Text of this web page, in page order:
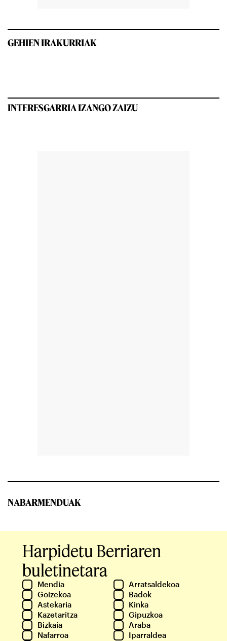
GEHIEN IRAKURRIAK
INTERESGARRIA IZANGO ZAIZU
NABARMENDUAK
Harpidetu Berriaren
buletinetara
Mendia
Arratsaldekoa
Goizekoa
Badok
Astekaria
Kinka
Kazetaritza
Gipuzkoa
Bizkaia
Araba
Nafarroa
Iparraldea